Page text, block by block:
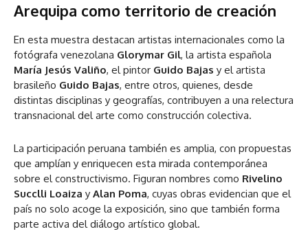
Arequipa como territorio de creación
En esta muestra destacan artistas internacionales como la
fotógrafa venezolana Glorymar Gil, la artista española
María Jesús Valiño, el pintor Guido Bajas y el artista
brasileño Guido Bajas, entre otros, quienes, desde
distintas disciplinas y geografías, contribuyen a una relectura
transnacional del arte como construcción colectiva.
La participación peruana también es amplia, con propuestas
que amplían y enriquecen esta mirada contemporánea
sobre el constructivismo. Figuran nombres como Rivelino
Succlli Loaiza y Alan Poma, cuyas obras evidencian que el
país no solo acoge la exposición, sino que también forma
parte activa del diálogo artístico global.